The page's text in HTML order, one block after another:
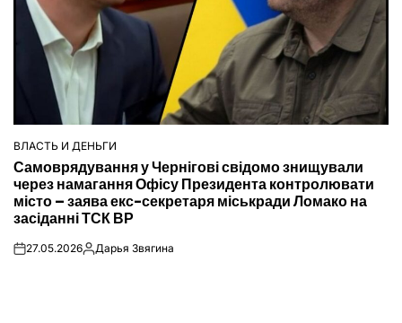
ОПУБЛІКУВАТИ
У
ВЛАСТЬ И ДЕНЬГИ
Самоврядування у Чернігові свідомо знищували
через намагання Офісу Президента контролювати
місто – заява екс-секретаря міськради Ломако на
засіданні ТСК ВР
on27.05.2026Опубліковано
Дарья Звягина